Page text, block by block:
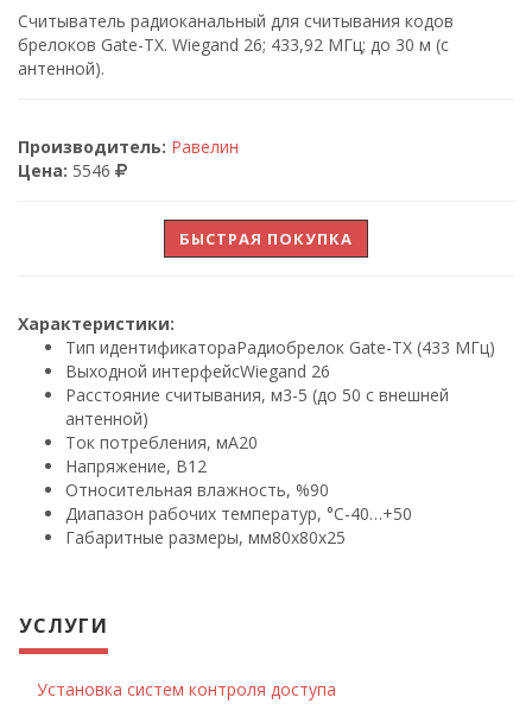
Считыватель радиоканальный для считывания кодов
брелоков Gate-TX. Wiegand 26; 433,92 МГц; до 30 м (с
антенной).
Производитель: Равелин
Цена: 5546
БЫСТРАЯ ПОКУПКА
Характеристики:
Тип идентификатораРадиобрелок Gate-TX (433 МГц)
Выходной интерфейсWiegand 26
Расстояние считывания, м3-5 (до 50 с внешней
антенной)
Ток потребления, мА20
Напряжение, В12
Относительная влажность, %90
Диапазон рабочих температур, °С-40…+50
Габаритные размеры, мм80х80х25
УСЛУГИ
Установка систем контроля доступа